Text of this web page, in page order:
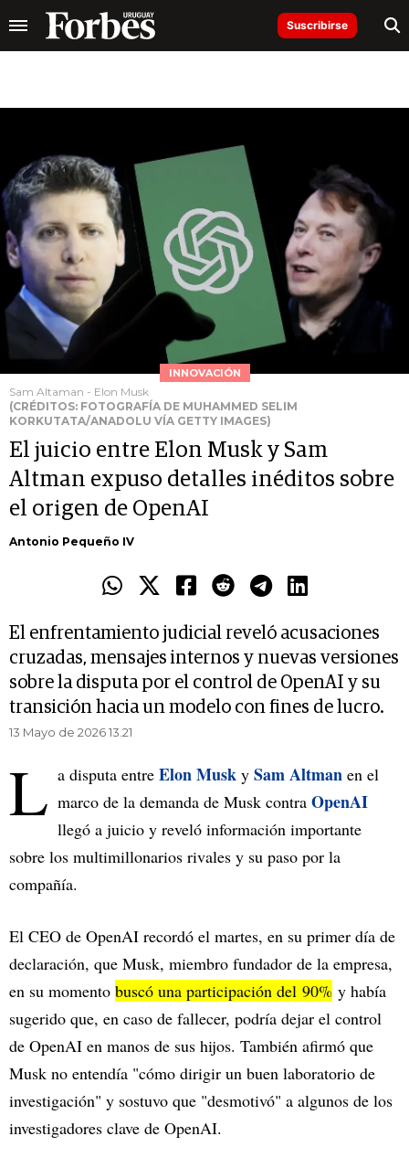
Suscribirse
INNOVACIÓN
Sam Altaman - Elon Musk
(CRÉDITOS: FOTOGRAFÍA DE MUHAMMED SELIM
KORKUTATA/ANADOLU VÍA GETTY IMAGES)
El juicio entre Elon Musk y Sam
Altman expuso detalles inéditos sobre
el origen de OpenAI
Antonio Pequeño IV
El enfrentamiento judicial reveló acusaciones
cruzadas, mensajes internos y nuevas versiones
sobre la disputa por el control de OpenAI y su
transición hacia un modelo con fines de lucro.
13 Mayo de 2026 13.21
L a disputa entre Elon Musk y Sam Altman en el
marco de la demanda de Musk contra OpenAI
llegó a juicio y reveló información importante
sobre los multimillonarios rivales y su paso por la
compañía.
El CEO de OpenAI recordó el martes, en su primer día de
declaración, que Musk, miembro fundador de la empresa,
en su momento buscó una participación del 90% y había
sugerido que, en caso de fallecer, podría dejar el control
de OpenAI en manos de sus hijos. También afirmó que
Musk no entendía "cómo dirigir un buen laboratorio de
investigación" y sostuvo que "desmotivó" a algunos de los
investigadores clave de OpenAI.